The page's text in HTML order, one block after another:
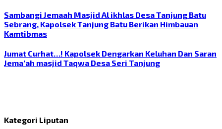
Sambangi Jemaah Masjid Al ikhlas Desa Tanjung Batu
Sebrang, Kapolsek Tanjung Batu Berikan Himbauan
Kamtibmas
Jumat Curhat…! Kapolsek Dengarkan Keluhan Dan Saran
Jema’ah masjid Taqwa Desa Seri Tanjung
Kategori Liputan